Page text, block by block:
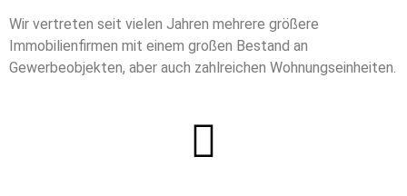
Wir vertreten seit vielen Jahren mehrere größere
Immobilienfirmen mit einem großen Bestand an
Gewerbeobjekten, aber auch zahlreichen Wohnungseinheiten.